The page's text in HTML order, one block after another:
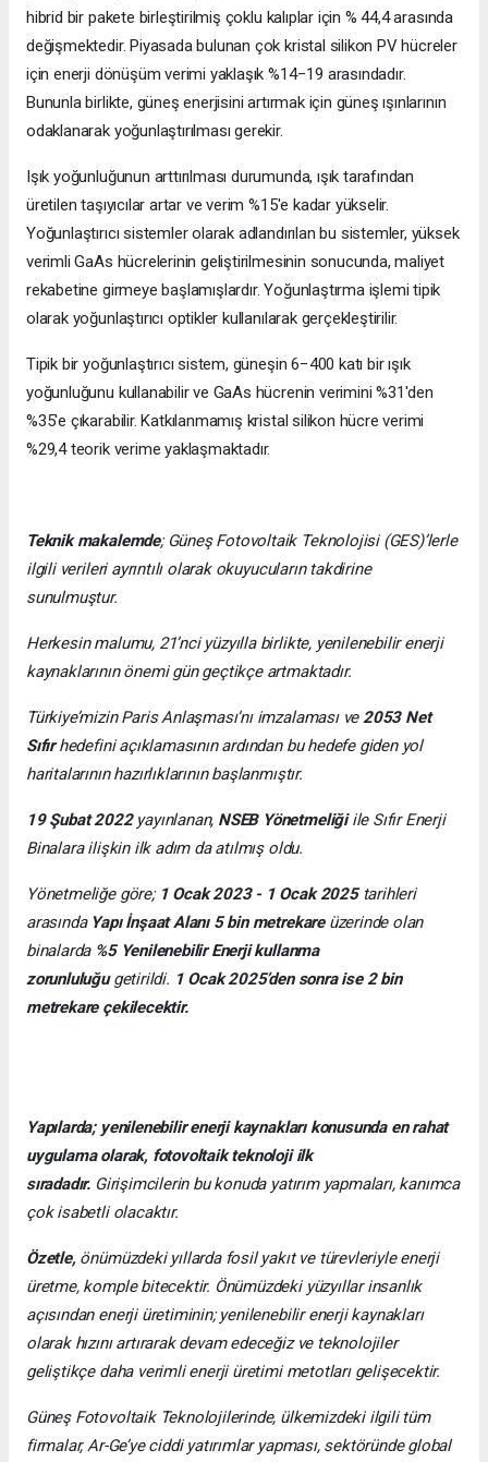
hibrid bir pakete birleştirilmiş çoklu kalıplar için % 44,4 arasında
değişmektedir. Piyasada bulunan çok kristal silikon PV hücreler
için enerji dönüşüm verimi yaklaşık %14−19 arasındadır.
Bununla birlikte, güneş enerjisini artırmak için güneş ışınlarının
odaklanarak yoğunlaştırılması gerekir.
Işık yoğunluğunun arttırılması durumunda, ışık tarafından
üretilen taşıyıcılar artar ve verim %15'e kadar yükselir.
Yoğunlaştırıcı sistemler olarak adlandırılan bu sistemler, yüksek
verimli GaAs hücrelerinin geliştirilmesinin sonucunda, maliyet
rekabetine girmeye başlamışlardır. Yoğunlaştırma işlemi tipik
olarak yoğunlaştırıcı optikler kullanılarak gerçekleştirilir.
Tipik bir yoğunlaştırıcı sistem, güneşin 6−400 katı bir ışık
yoğunluğunu kullanabilir ve GaAs hücrenin verimini %31'den
%35'e çıkarabilir. Katkılanmamış kristal silikon hücre verimi
%29,4 teorik verime yaklaşmaktadır.
Teknik makalemde; Güneş Fotovoltaik Teknolojisi (GES)’lerle
ilgili verileri ayrıntılı olarak okuyucuların takdirine
sunulmuştur.
Herkesin malumu, 21’nci yüzyılla birlikte, yenilenebilir enerji
kaynaklarının önemi gün geçtikçe artmaktadır.
Türkiye’mizin Paris Anlaşması’nı imzalaması ve2053 Net
Sıfırhedefini açıklamasının ardından bu hedefe giden yol
haritalarının hazırlıklarının başlanmıştır.
19 Şubat 2022 yayınlanan, NSEB Yönetmeliğiile Sıfır Enerji
Binalara ilişkin ilk adım da atılmış oldu.
Yönetmeliğe göre; 1 Ocak 2023 - 1 Ocak 2025 tarihleri
arasında Yapı İnşaat Alanı 5 bin metrekare üzerinde olan
binalarda%5 Yenilenebilir Enerji kullanma
zorunluluğugetirildi. 1 Ocak 2025’den sonra ise 2 bin
metrekare çekilecektir.
Yapılarda; yenilenebilir enerji kaynakları konusunda en rahat
uygulama olarak, fotovoltaik teknoloji ilk
sıradadır. Girişimcilerin bu konuda yatırım yapmaları, kanımca
çok isabetli olacaktır.
Özetle,önümüzdeki yıllarda fosil yakıt ve türevleriyle enerji
üretme, komple bitecektir. Önümüzdeki yüzyıllar insanlık
açısından enerji üretiminin; yenilenebilir enerji kaynakları
olarak hızını artırarak devam edeceğiz ve teknolojiler
geliştikçe daha verimli enerji üretimi metotları gelişecektir.
Güneş Fotovoltaik Teknolojilerinde, ülkemizdeki ilgili tüm
firmalar, Ar-Ge’ye ciddi yatırımlar yapması, sektöründe global